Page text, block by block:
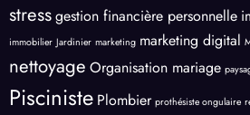
stressgestion financière personnelle
immobilier Jardinier marketing marketing digital
nettoyage Organisation mariage
Pisciniste Plombier prothésiste ongulaire